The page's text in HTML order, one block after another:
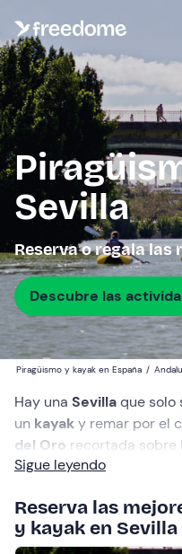
Sevilla
Reserva o regala
Descubre las
Piragüismo y kayak en España /
Hay una Sevillaque solo
un kayaky remar por el
del Oro recortada sobre
pasando por encima,
eso: descubrir la ciudad
perspectiva única.
Sigue leyendo
Reserva las
y kayak en Sevilla